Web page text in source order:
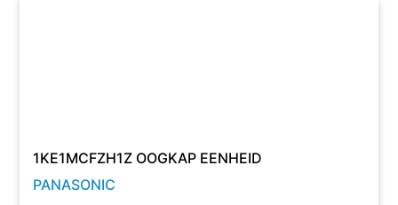
1KE1MCFZH1Z OOGKAP EENHEID
PANASONIC